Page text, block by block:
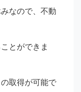
なので、不動
とができま
取得が可能で